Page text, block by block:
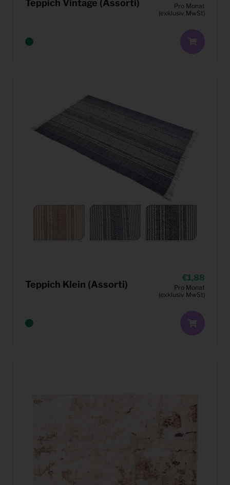
Teppich Vintage (Assorti)
Pro Monat
(exklusiv MwSt)
Teppich Klein (Assorti)
1,88
Pro Monat
(exklusiv MwSt)